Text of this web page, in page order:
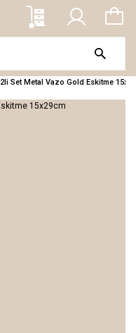
2li Set Metal Vazo Gold Eskitme